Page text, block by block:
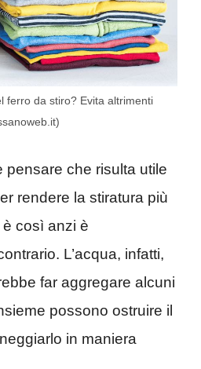
ferro da stiro? Evita altrimenti
pensare che risulta utile
rendere la stiratura più
così anzi è
L’acqua, infatti,
far aggregare alcuni
possono ostruire il
in maniera